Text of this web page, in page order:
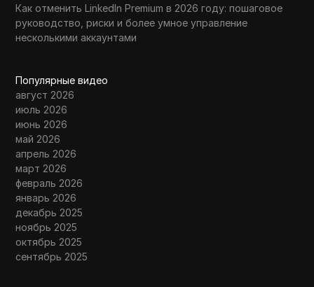
Как отменить LinkedIn Premium в 2026 году: пошаговое
руководство, риски и более умное управление
несколькими аккаунтами
Популярные видео
август 2026
июль 2026
июнь 2026
май 2026
апрель 2026
март 2026
февраль 2026
январь 2026
декабрь 2025
ноябрь 2025
октябрь 2025
сентябрь 2025